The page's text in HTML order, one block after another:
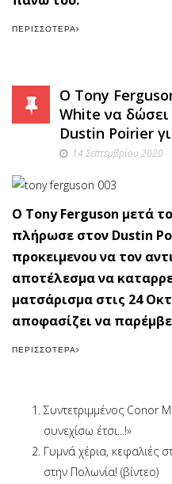
ΠΕΡΙΣΣΌΤΕΡΑ
O Tony
White να
Dustin Poirier
14 Σεπτεμβρίου 2020
Ο Tony Ferguson μετά
πλήρωσε στον Dustin
προκειμενου να τον
αποτέλεσμα να
ματσάρισμα στις 24
αποφασίζει να
ΠΕΡΙΣΣΌΤΕΡΑ
Συντετριμμένος Conor
συνεχίσω έτσι...!»
Γυμνά χέρια, κεφαλιές
στην Πολωνία! (βίντεο)